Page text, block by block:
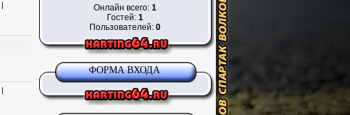
|
|
Онлайн всего: 1
Гостей: 1
Пользователей: 0
ФОРМА ВХОДА